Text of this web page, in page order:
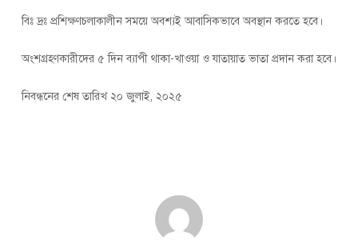
বিঃ দ্রঃ প্রশিক্ষণচলাকালীন সময়ে অবশ্যই আবাসিকভাবে অবস্থান করতে হবে।
অংশগ্রহণকারীদের ৫ দিন ব্যাপী থাকা-খাওয়া ও যাতায়াত ভাতা প্রদান করা হবে।
নিবন্ধনের শেষ তারিখ ২০ জুলাই, ২০২৫